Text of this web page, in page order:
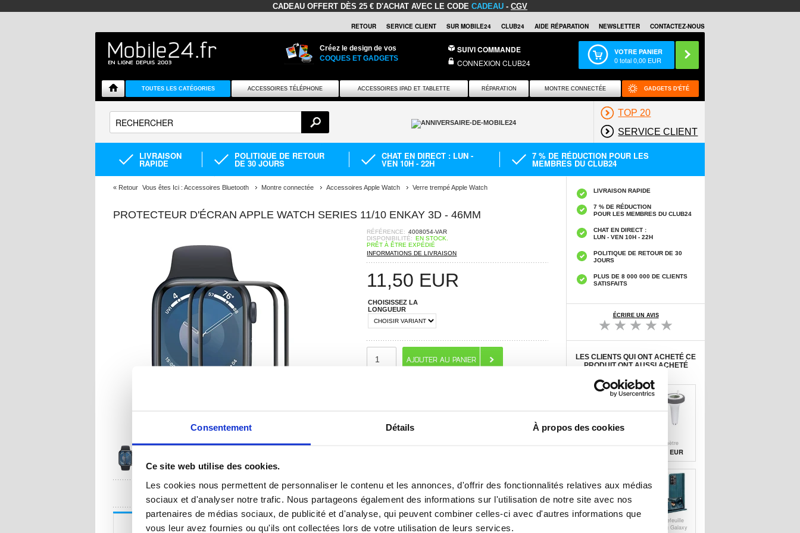
Consentement Détails À propos des cookies
Ce site web utilise des cookies.
Les cookies nous permettent de personnaliser le contenu et les annonces, d'offrir des fonctionnalités relatives aux médias
sociaux et d'analyser notre trafic. Nous partageons également des informations sur l'utilisation de notre site avec nos
partenaires de médias sociaux, de publicité et d'analyse, qui peuvent combiner celles-ci avec d'autres informations que
vous leur avez fournies ou qu'ils ont collectées lors de votre utilisation de leurs services.
CADEAU OFFERT DÈS 25 € D'ACHAT AVEC LE CODE CADEAU - CGV
RETOUR SERVICE CLIENT SUR MOBILE24 CLUB24 AIDE RÉPARATION NEWSLETTER CONTACTEZ-NOUS
Créez le design de vos
COQUES ET GADGETS
SUIVI COMMANDE
CONNEXION CLUB24
VOTRE PANIER
0total0,00 EUR
TOUTES LES CATÉGORIES ACCESSOIRES TÉLÉPHONE ACCESSOIRES IPAD ET TABLETTE RÉPARATION MONTRE CONNECTÉE GADGETS D'ÉTÉ
TOP 20
SERVICE CLIENT
LIVRAISON
RAPIDE
POLITIQUE DE RETOUR
DE 30 JOURS
CHAT EN DIRECT : LUN -
VEN 10H - 22H
7 % DE RÉDUCTION POUR LES
MEMBRES DU CLUB24
« Retour Vous êtes Ici : Accessoires Bluetooth Montre connectée Accessoires Apple Watch Verre trempé Apple Watch
PROTECTEUR D'ÉCRAN APPLE WATCH SERIES 11/10 ENKAY 3D - 46MM
RÉFÉRENCE: 4008054-VAR
DISPONIBILITÉ: EN STOCK.
PRÊT À ÊTRE EXPÉDIÉ
INFORMATIONS DE LIVRAISON
11,50 EUR
CHOISISSEZ LA
LONGUEUR
PASSEZ VOTRE COMMANDE D'ICI
UNE QUESTION ? CONTACTEZ-NOUS ! CHAT EN DIRECT
Description
LIVRAISON RAPIDE
7 % DE RÉDUCTION
POUR LES MEMBRES DU CLUB24
CHAT EN DIRECT :
LUN - VEN 10H - 22H
POLITIQUE DE RETOUR DE 30
JOURS
PLUS DE 8 000 000 DE CLIENTS
SATISFAITS
ÉCRIRE UN AVIS
LES CLIENTS QUI ONT ACHETÉ CE
PRODUIT ONT AUSSI ACHETÉ
Thermomètre
flottant sans fil
pour l'intérieur et
l'extérieur
Thermomètre de
affichage
25,60 EUR
Étui Portefeuille
Samsung Galaxy